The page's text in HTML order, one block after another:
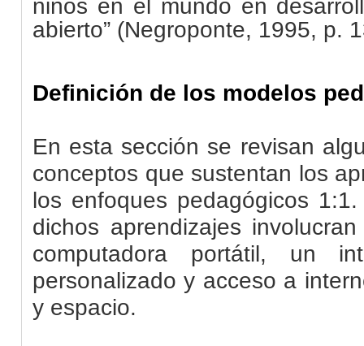
niños en el mundo en
abierto” (Negroponte, 1995, p.
Definición de los modelos
En esta sección se revisan
conceptos que sustentan los
los enfoques pedagógicos
dichos aprendizajes
computadora portátil, un
personalizado y acceso a
y espacio.